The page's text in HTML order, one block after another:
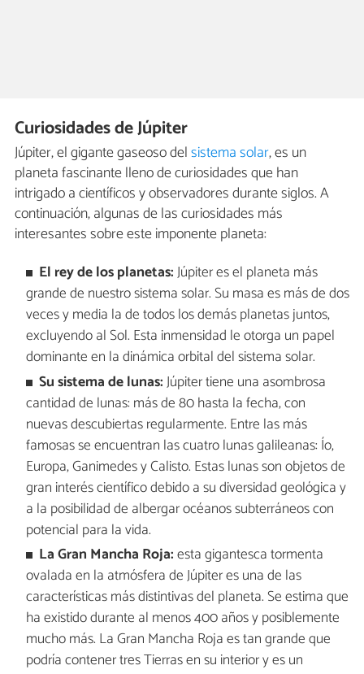
Curiosidades de Júpiter
Júpiter, el gigante gaseoso delsistema solar, es un
planeta fascinante lleno de curiosidades que han
intrigado a científicos y observadores durante siglos. A
continuación, algunas de las curiosidades más
interesantes sobre este imponente planeta:
El rey de los planetas:Júpiter es el planeta más
grande de nuestro sistema solar. Su masa es más de dos
veces y media la de todos los demás planetas juntos,
excluyendo al Sol. Esta inmensidad le otorga un papel
dominante en la dinámica orbital del sistema solar.
Su sistema de lunas:Júpiter tiene una asombrosa
cantidad de lunas: más de 80 hasta la fecha, con
nuevas descubiertas regularmente. Entre las más
famosas se encuentran las cuatro lunas galileanas: Ío,
Europa, Ganimedes y Calisto. Estas lunas son objetos de
gran interés científico debido a su diversidad geológica y
a la posibilidad de albergar océanos subterráneos con
potencial para la vida.
La Gran Mancha Roja:esta gigantesca tormenta
ovalada en la atmósfera de Júpiter es una de las
características más distintivas del planeta. Se estima que
ha existido durante al menos 400 años y posiblemente
mucho más. La Gran Mancha Roja es tan grande que
podría contener tres Tierras en su interior y es un